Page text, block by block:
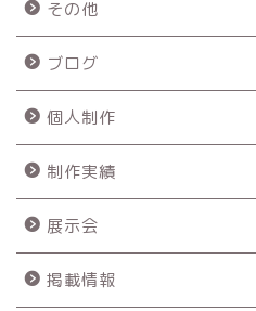
その他
ブログ
個人制作
制作実績
展示会
掲載情報